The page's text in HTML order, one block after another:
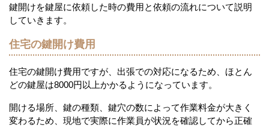
鍵開けを鍵屋に依頼した時の費用と依頼の流れについて説明
していきます。
住宅の鍵開け費用
住宅の鍵開け費用ですが、出張での対応になるため、ほとん
どの鍵屋は8000円以上かかるようになっています。
開ける場所、鍵の種類、鍵穴の数によって作業料金が大きく
変わるため、現地で実際に作業員が状況を確認してから正確